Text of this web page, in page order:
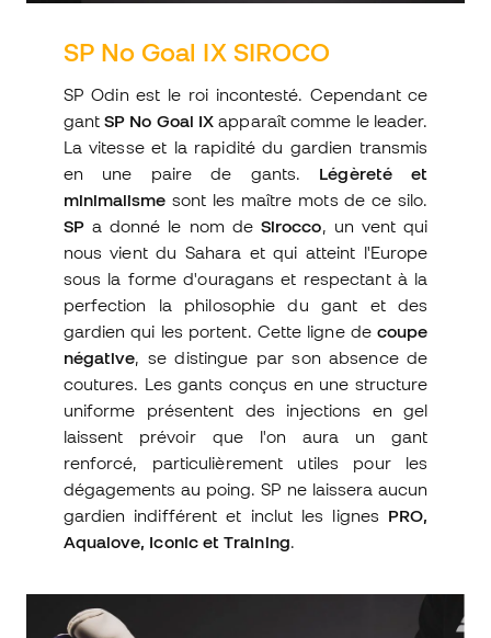
SP No Goal IX SIROCO
SP Odin est le roi incontesté. Cependant ce
gantSP No Goal IX apparaît comme le leader.
La vitesse et la rapidité du gardien transmis
en une paire de gants. Légèreté et
minimalisme sont les maître mots de ce silo.
SPa donné le nom de Sirocco , un vent qui
nous vient du Sahara et qui atteint l'Europe
sous la forme d'ouragans et respectant à la
perfection la philosophie du gant et des
gardien qui les portent. Cette ligne decoupe
négative , se distingue par son absence de
coutures. Les gants conçus en une structure
uniforme présentent des injections en gel
laissent prévoir que l'on aura un gant
renforcé, particulièrement utiles pour les
dégagements au poing. SP ne laissera aucun
gardien indifférent et inclut les lignes PRO,
Aqualove, Iconic et Training